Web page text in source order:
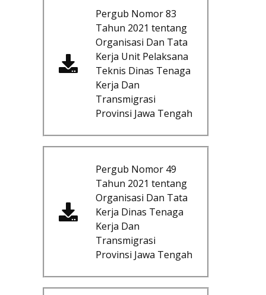
Pergub Nomor 83
Tahun 2021 tentang
Organisasi Dan Tata
Kerja Unit Pelaksana
Teknis Dinas Tenaga
Kerja Dan
Transmigrasi
Provinsi Jawa Tengah
Pergub Nomor 49
Tahun 2021 tentang
Organisasi Dan Tata
Kerja Dinas Tenaga
Kerja Dan
Transmigrasi
Provinsi Jawa Tengah